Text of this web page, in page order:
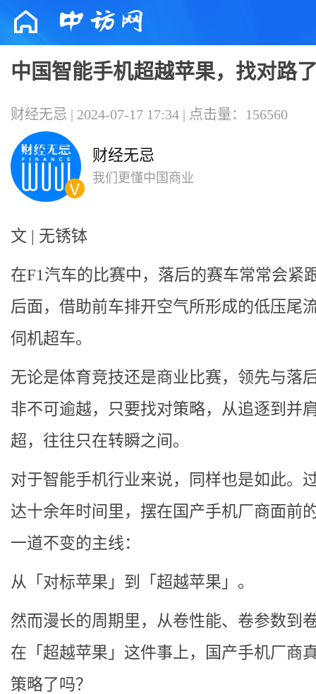
中国智能手机超越苹果，找对路
财经无忌 | 2024-07-17 17:34 | 点击量：156560
财经无忌
我们更懂中国商业
文 | 无锈钵
在F1汽车的比赛中，落后的赛车常常会紧
后面，借助前车排开空气所形成的低压尾
伺机超车。
无论是体育竞技还是商业比赛，领先与落
非不可逾越，只要找对策略，从追逐到并
超，往往只在转瞬之间。
对于智能手机行业来说，同样也是如此。
达十余年时间里，摆在国产手机厂商面前
一道不变的主线：
从「对标苹果」到「超越苹果」。
然而漫长的周期里，从卷性能、卷参数到
在「超越苹果」这件事上，国产手机厂商
策略了吗？